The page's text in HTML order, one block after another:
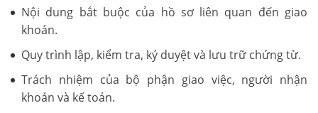
Nội dung bắt buộc của hồ sơ liên quan đến giao
khoán.
Quy trình lập, kiểm tra, ký duyệt và lưu trữ chứng từ.
Trách nhiệm của bộ phận giao việc, người nhận
khoán và kế toán.